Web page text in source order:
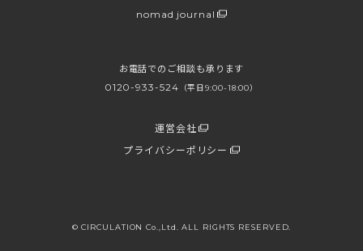
nomad journal
お電話でのご相談も承ります
0120-933-524 （平日9:00-18:00）
運営会社
プライバシーポリシー
© CIRCULATION Co.,Ltd. ALL RIGHTS RESERVED.